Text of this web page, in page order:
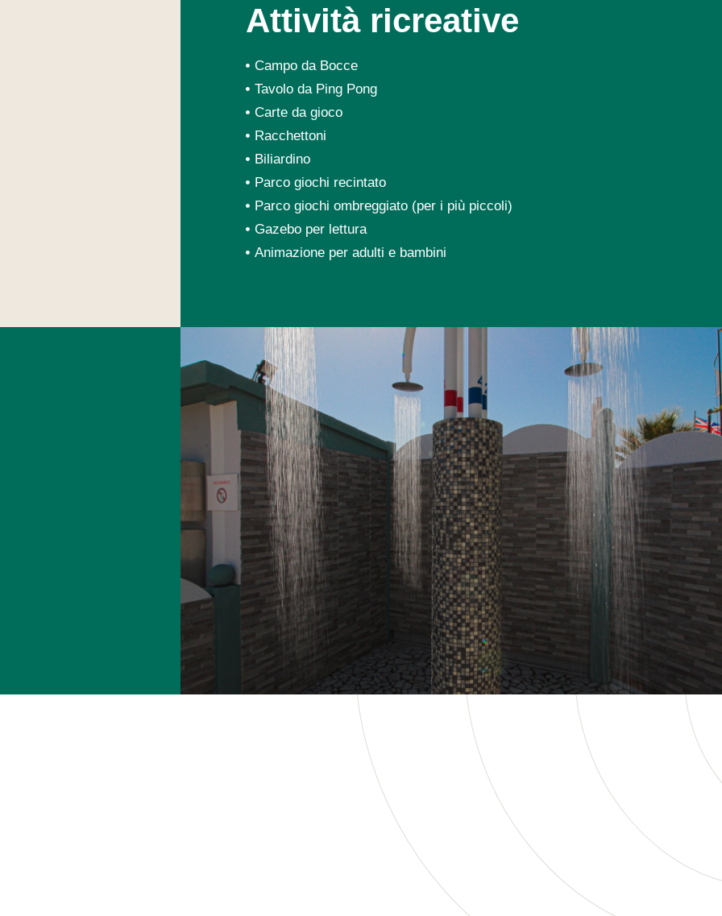
Attività ricreative
Campo da Bocce
Tavolo da Ping Pong
Carte da gioco
Racchettoni
Biliardino
Parco giochi recintato
Parco giochi ombreggiato (per i più piccoli)
Gazebo per lettura
Animazione per adulti e bambini